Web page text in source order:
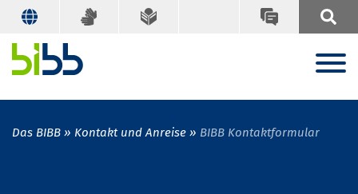
Das BIBB Kontakt und Anreise BIBB Kontaktformular